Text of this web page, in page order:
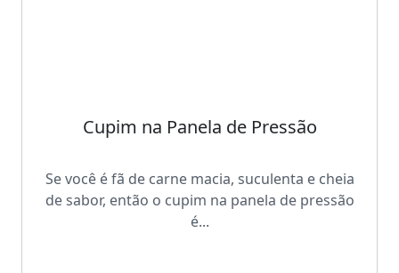
Cupim na Panela de Pressão
Se você é fã de carne macia, suculenta e cheia
de sabor, então o cupim na panela de pressão
é...